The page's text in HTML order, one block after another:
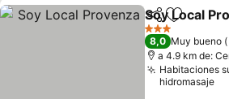
Compartir
Agregar
Soy Local
3 Estrellas
8,0 Muy bueno
a 4.9 km de:
Habitaciones
hidromasaje